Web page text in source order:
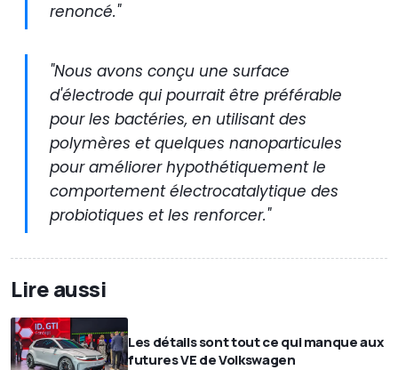
renoncé."
"Nous avons conçu une surface
d'électrode qui pourrait être préférable
pour les bactéries, en utilisant des
polymères et quelques nanoparticules
pour améliorer hypothétiquement le
comportement électrocatalytique des
probiotiques et les renforcer."
Lire aussi
Les détails sont tout ce qui manque aux
futures VE de Volkswagen